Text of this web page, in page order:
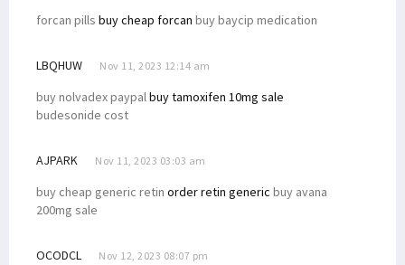
forcan pills buy cheap forcan buy baycip medication
LBQHUW Nov 11, 2023 12:14 am
buy nolvadex paypalbuy tamoxifen 10mg sale
budesonide cost
AJPARK Nov 11, 2023 03:03 am
buy cheap generic retin order retin generic buy avana
200mg sale
OCODCL Nov 12, 2023 08:07 pm